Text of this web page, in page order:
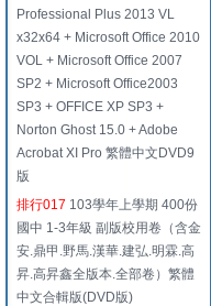
Professional Plus 2013 VL
x32x64 + Microsoft Office 2010
VOL + Microsoft Office 2007
SP2 + Microsoft Office2003
SP3 + OFFICE XP SP3 +
Norton Ghost 15.0 + Adobe
Acrobat XI Pro 繁體中文DVD9
版
排行017 103學年上學期 400份
國中 1-3年級 副版校用卷（含金
安.鼎甲.野馬.漢華.建弘.明霖.高
昇.高昇鑫全版本.全部卷）繁體
中文合輯版(DVD版)